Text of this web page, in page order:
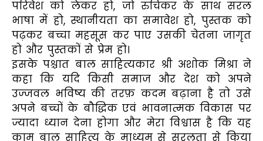
परिवेश को लेकर हो, जो रुचिकर के साथ सरल
भाषा में हो, स्थानीयता का समावेश हो, पुस्तक को
पढ़कर बच्चा महसूस कर पाए उसकी चेतना जागृत
हो और पुस्तकों से प्रेम हो।
इसके पश्चात बाल साहित्यकार श्री अशोक मिश्रा ने
कहा कि यदि किसी समाज और देश को अपने
उज्जवल भविष्य की तरफ़ कदम बढ़ाना है तो उसे
अपने बच्चों के बौद्धिक एवं भावनात्मक विकास पर
ज्यादा ध्यान देना होगा और मेरा विश्वास है कि यह
काम बाल साहित्य के माध्यम से सरलता से किया